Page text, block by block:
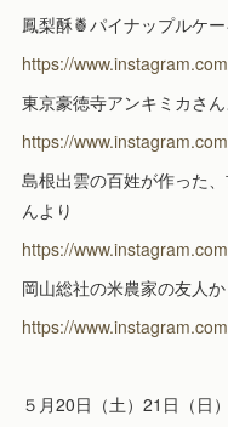
鳳梨酥🍍パイナップルケ
https://
東京豪徳寺アンキミカさ
https://
島根出雲の百姓が作った
んより
https://
岡山総社の米農家の友人
https://
５月20日（土）21日（日